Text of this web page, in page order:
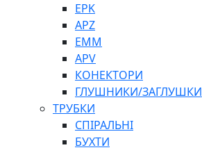
EPK
APZ
EMM
APV
КОНЕКТОРИ
ГЛУШНИКИ/ЗАГЛУШКИ
ТРУБКИ
СПІРАЛЬНІ
БУХТИ